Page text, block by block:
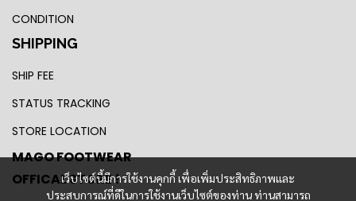
เว็บไซต์นี้มีการใช้งานคุกกี้ เพื่อเพิ่มประสิทธิภาพและ
ประสบการณ์ที่ดีในการใช้งานเว็บไซต์ของท่าน ท่านสามารถ
CONDITION
SHIPPING
SHIP FEE
STATUS TRACKING
STORE LOCATION
MAGO FOOTWEAR
OFFICAL STORE !